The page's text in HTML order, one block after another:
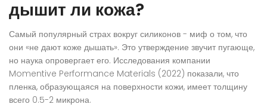
дышит ли кожа?
Самый популярный страх вокруг силиконов - миф о том, что
они «не дают коже дышать». Это утверждение звучит пугающе,
но наука опровергает его. Исследования компании
Momentive Performance Materials (2022) показали, что
пленка, образующаяся на поверхности кожи, имеет толщину
всего 0.5-2 микрона.